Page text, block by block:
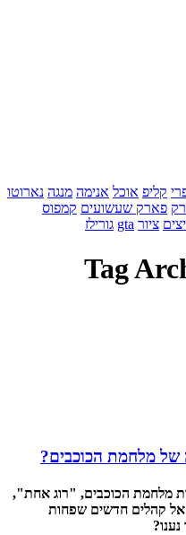
קליפ אוכל אנימה מנגה נארוטו
פארק שעשועים קמפוס
ציור gta גורילז
Tag
של מלחמת הכוכבים?
מלחמת הכוכבים, "רוג אחת",
אל קהלים חדשים שפחות